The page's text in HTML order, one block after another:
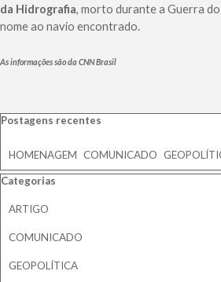
da Hidrografia, morto durante a Guerra
nome ao navio encontrado.
As informações são da CNN Brasil
Pular bloco Postagens recentes
Postagens recentes
HOMENAGEM COMUNICADO
Pular bloco Categorias
Categorias
ARTIGO
COMUNICADO
GEOPOLÍTICA